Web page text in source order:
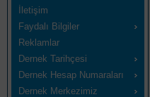
İletişim
Faydalı Bilgiler
Reklamlar
Dernek Tarihçesi
Dernek Hesap Numaraları
Dernek Merkezimiz